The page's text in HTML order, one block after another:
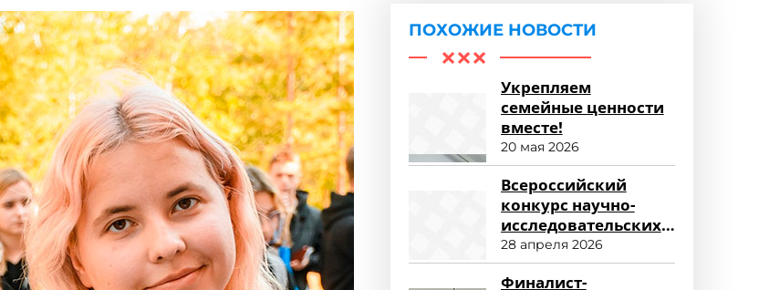
ПОХОЖИЕ НОВОСТИ
Укрепляем
семейные ценности
вместе!
20 мая 2026
Всероссийский
конкурс научно-
исследовательских
работ «Научный
потенциал СПО»
28 апреля 2026
Финалист-